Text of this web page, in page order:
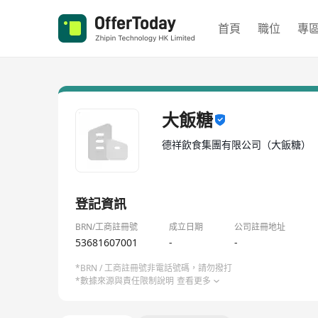
首頁 職位 專
大飯糖
德祥飲食集團有限公司（大飯糖）
登記資訊
BRN/工商註冊號 成立日期 公司註冊地址
53681607001 - -
*BRN / 工商註冊號非電話號碼，請勿撥打
*數據來源與責任限制說明 查看更多